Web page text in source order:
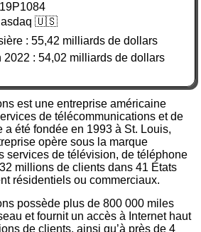
🇺🇸
: 55,42 milliards de dollars
2022 : 54,02 milliards de dollars
est une entreprise américaine
de télécommunications et de
a été fondée en 1993 à St. Louis,
opère sous la marque
services de télévision, de téléphone
millions de clients dans 41 États
résidentiels ou commerciaux.
possède plus de 800 000 miles
et fournit un accès à Internet haut
de clients, ainsi qu’à près de 4